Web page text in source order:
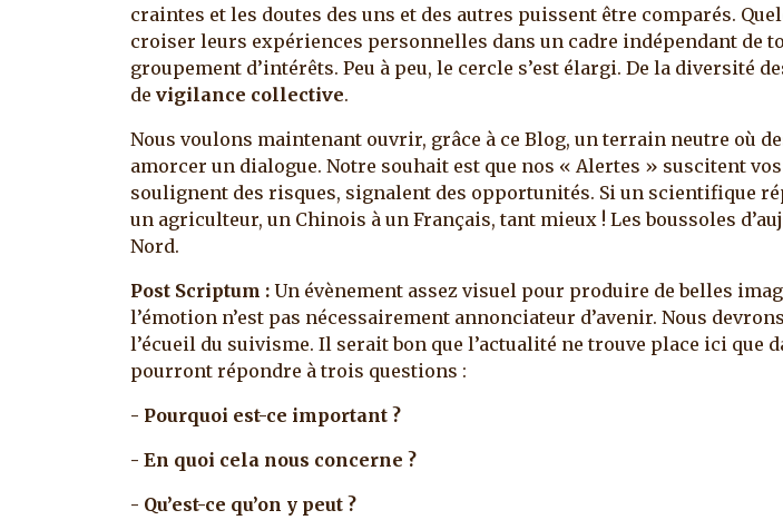
craintes et les doutes des uns et des autres puissent être comparés.
croiser leurs expériences personnelles dans un cadre indépendant de
groupement d’intérêts. Peu à peu, le cercle s’est élargi. De la diversité
de vigilance collective.
Nous voulons maintenant ouvrir, grâce à ce Blog, un terrain neutre où
amorcer un dialogue. Notre souhait est que nos « Alertes » suscitent
soulignent des risques, signalent des opportunités. Si un scientifique
un agriculteur, un Chinois à un Français, tant mieux ! Les boussoles
Nord.
Post Scriptum : Un évènement assez visuel pour produire de belles
l’émotion n’est pas nécessairement annonciateur d’avenir. Nous
l’écueil du suivisme. Il serait bon que l’actualité ne trouve place ici que
pourront répondre à trois questions :
- Pourquoi est-ce important ?
- En quoi cela nous concerne ?
- Qu’est-ce qu’on y peut ?